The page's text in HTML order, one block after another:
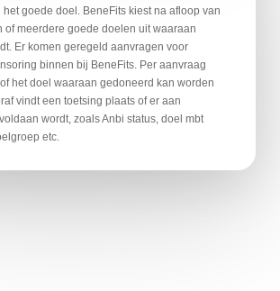
goede doel. BeneFits kiest na afloop van
of meerdere goede doelen uit waaraan
Er komen geregeld aanvragen voor
binnen bij BeneFits. Per aanvraag
het doel waaraan gedoneerd kan worden
vindt een toetsing plaats of er aan
wordt, zoals Anbi status, doel mbt
etc.